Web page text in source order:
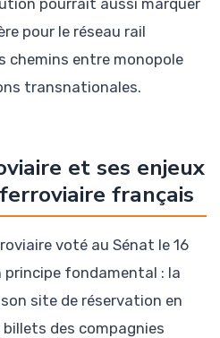
pour le réseau rail
chemins entre monopole
transnationales.
et ses enjeux
français
voté au Sénat le 16
fondamental : la
site de réservation en
billets des compagnies